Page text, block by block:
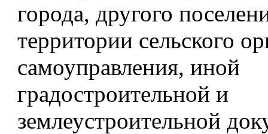
города, другого
территории сельского
самоуправления, иной
градостроительной и
землеустроительной